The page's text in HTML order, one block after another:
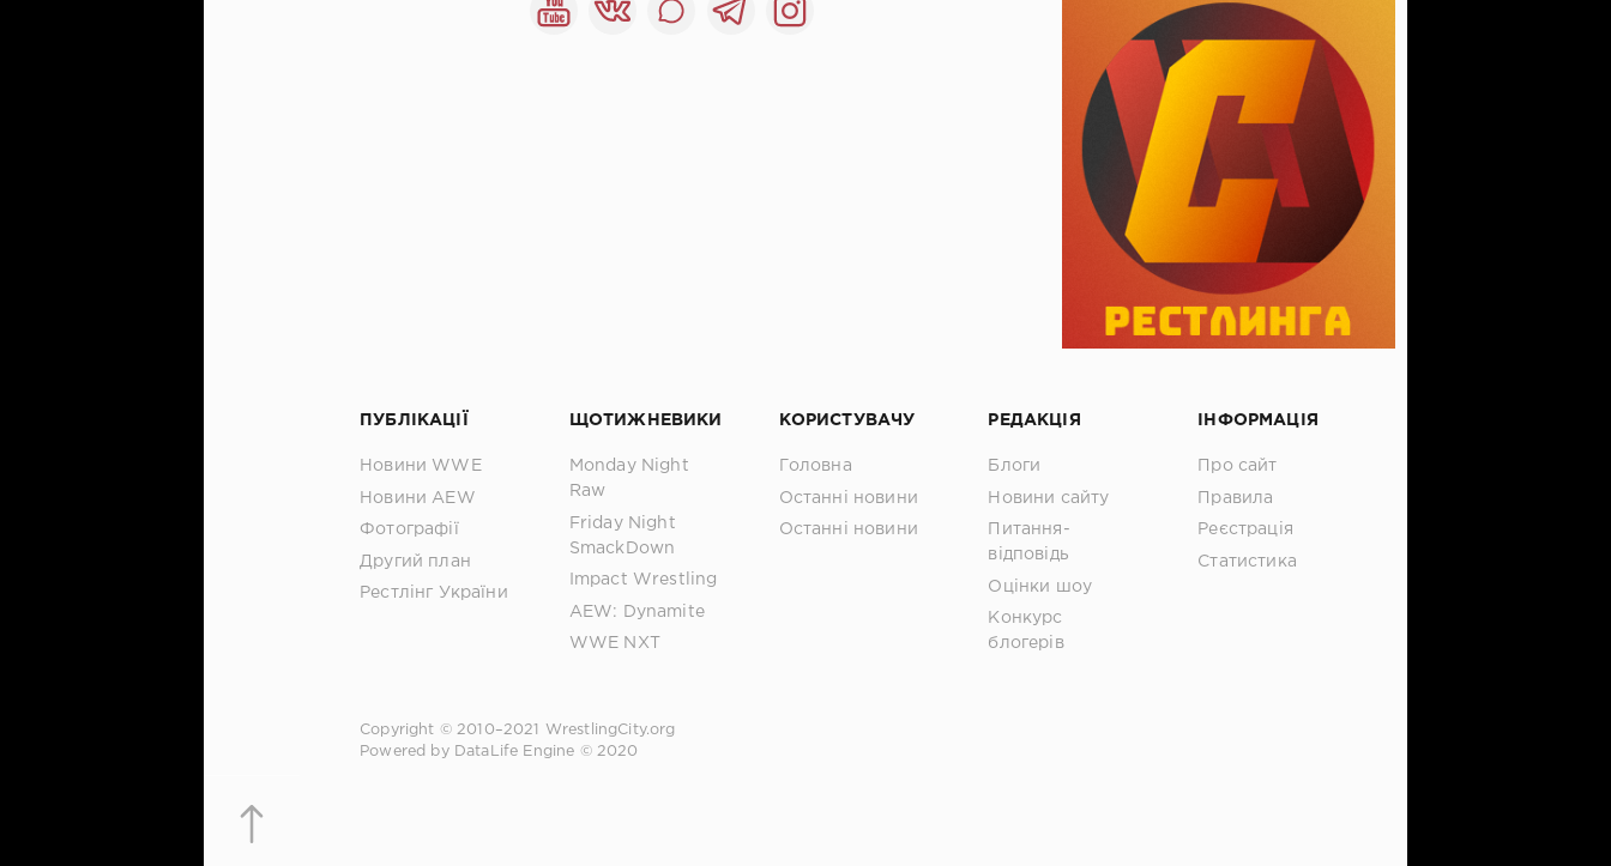
ПУБЛІКАЦІЇ
Новини WWE
Новини AEW
Фотографії
Другий план
Рестлінг України
ЩОТИЖНЕВИКИ
Monday Night
Raw
Friday Night
SmackDown
Impact Wrestling
AEW: Dynamite
WWE NXT
КОРИСТУВАЧУ
Головна
Останні новини
Останні новини
РЕДАКЦІЯ
Блоги
Новини сайту
Питання-
відповідь
Оцінки шоу
Конкурс
блогерів
ІНФОРМАЦІЯ
Про сайт
Правила
Реєстрація
Статистика
Copyright © 2010–2021
WrestlingCity.org
Powered by DataLife Engine © 2020